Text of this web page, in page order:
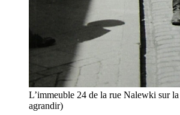
L’immeuble 24 de la rue Nalewki sur
agrandir)